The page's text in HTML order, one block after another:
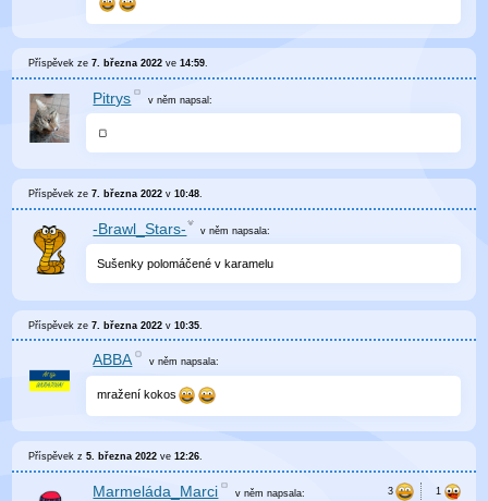
Příspěvek ze7. března 2022 ve14:59.
Pitrys v němnapsal:
🍞
Příspěvek ze7. března 2022 v10:48.
-Brawl_Stars- v něm napsala:
Sušenky polomáčené v karamelu
Příspěvek ze7. března 2022 v10:35
ABBA v němnapsala:
mražení kokos
Příspěvek z5. března 2022 ve12:26
Marmeláda_Marci v němnapsala: